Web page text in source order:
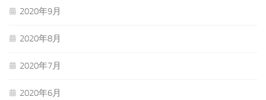
2020年9月
2020年8月
2020年7月
2020年6月